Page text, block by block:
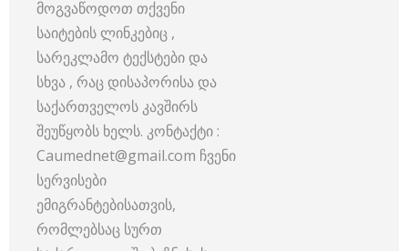
მოგვაწოდოთ თქვენი
საიტების ლინკებიც ,
სარეკლამო ტექსტები და
სხვა , რაც დისაპორისა და
საქართველოს კავშირს
შეუწყობს ხელს. კონტაქტი :
Caumednet@gmail.com ჩვენი
სერვისები
ემიგრანტებისათვის,
რომლებსაც სურთ